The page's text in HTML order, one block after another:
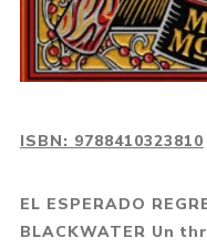
ISBN: 9788410323810
EL ESPERADO
BLACKWATER Un